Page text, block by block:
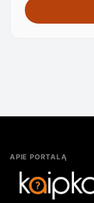
APIE PORTALĄ